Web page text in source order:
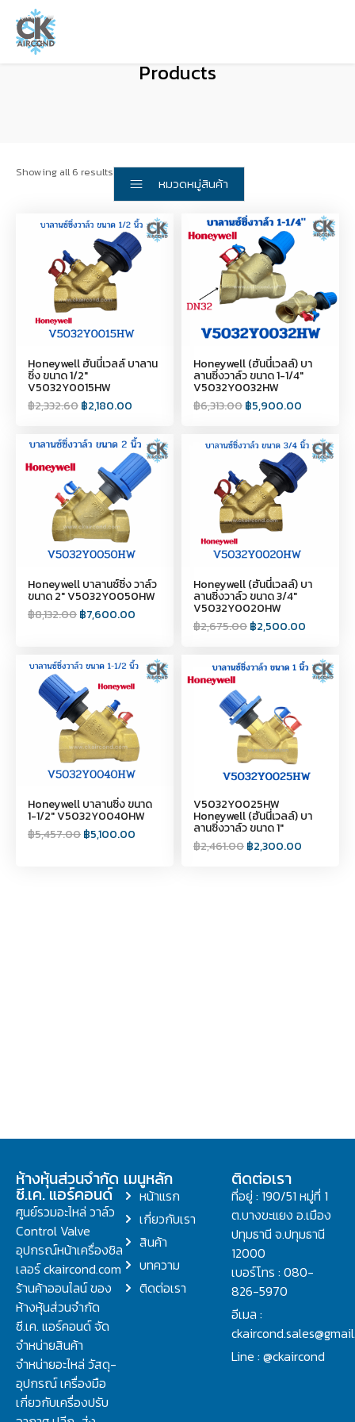
Products
Showing all 6 results
หมวดหมู่สินค้า
Honeywell ฮันนี่เวลล์ บาลาน
ซิ่ง ขนาด 1/2"
V5032Y0015HW
฿2,332.60฿2,180.00
Honeywell (ฮันนี่เวลล์) บา
ลานซิ่งวาล์ว ขนาด 1-1/4"
V5032Y0032HW
฿6,313.00฿5,900.00
Honeywell บาลานซ์ซิ่ง วาล์ว
ขนาด 2″ V5032Y0050HW
฿8,132.00฿7,600.00
Honeywell (ฮันนี่เวลล์) บา
ลานซิ่งวาล์ว ขนาด 3/4"
V5032Y0020HW
฿2,675.00฿2,500.00
Honeywell บาลานซิ่ง ขนาด
1-1/2″ V5032Y0040HW
฿5,457.00฿5,100.00
V5032Y0025HW
Honeywell (ฮันนี่เวลล์) บา
ลานซิ่งวาล์ว ขนาด 1"
฿2,461.00฿2,300.00
ห้างหุ้นส่วนจำกัด
ซี.เค. แอร์คอนด์
ศูนย์รวมอะไหล่ วาล์ว
Control Valve
อุปกรณ์หน้าเครื่องชิล
เลอร์ ckaircond.com
ร้านค้าออนไลน์ ของ
ห้างหุ้นส่วนจำกัด
ซี.เค. แอร์คอนด์ จัด
จำหน่ายสินค้า
จำหน่ายอะไหล่ วัสดุ-
อุปกรณ์ เครื่องมือ
เกี่ยวกับเครื่องปรับ
เมนูหลัก
หน้าแรก
เกี่ยวกับเรา
สินค้า
บทความ
ติดต่อเรา
ติดต่อเรา
ที่อยู่ : 190/51 หมู่ที่ 1
ต.บางขะแยง อ.เมือง
ปทุมธานี จ.ปทุมธานี
12000
เบอร์โทร : 080-
826-5970
อีเมล :
Line : @ckaircond